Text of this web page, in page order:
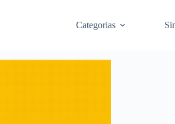
Categorias